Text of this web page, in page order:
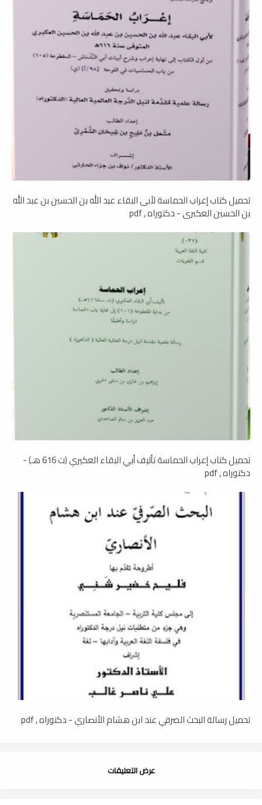
تحميل كتاب إعراب الحماسة لأبى البقاء عبد الله بن الحسين بن عبد الله
بن الحسين العكبرى - دكتوراه , pdf
تحميل كتاب إعراب الحماسة تأليف أبي البقاء العكيري (ت 616 هـ) -
دكتوراه , pdf
تحميل رسالة البحث الصرفي عند ابن هشام الأنصاري - دكتوراه , pdf
عرض التعليقات